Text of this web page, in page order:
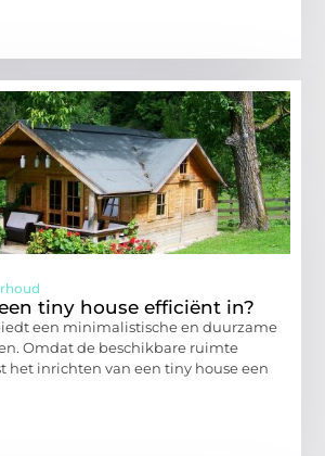
tiny house efficiënt in?
een minimalistische en duurzame
Omdat de beschikbare ruimte
het inrichten van een tiny house een